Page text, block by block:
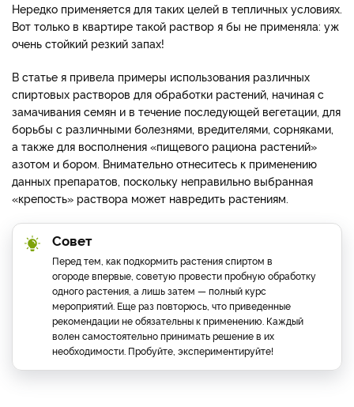
Нередко применяется для таких целей в тепличных условиях.
Вот только в квартире такой раствор я бы не применяла: уж
очень стойкий резкий запах!
В статье я привела примеры использования различных
спиртовых растворов для обработки растений, начиная с
замачивания семян и в течение последующей вегетации, для
борьбы с различными болезнями, вредителями, сорняками,
а также для восполнения «пищевого рациона растений»
азотом и бором. Внимательно отнеситесь к применению
данных препаратов, поскольку неправильно выбранная
«крепость» раствора может навредить растениям.
Совет
Перед тем, как подкормить растения спиртом в
огороде впервые, советую провести пробную обработку
одного растения, а лишь затем — полный курс
мероприятий. Еще раз повторюсь, что приведенные
рекомендации не обязательны к применению. Каждый
волен самостоятельно принимать решение в их
необходимости. Пробуйте, экспериментируйте!